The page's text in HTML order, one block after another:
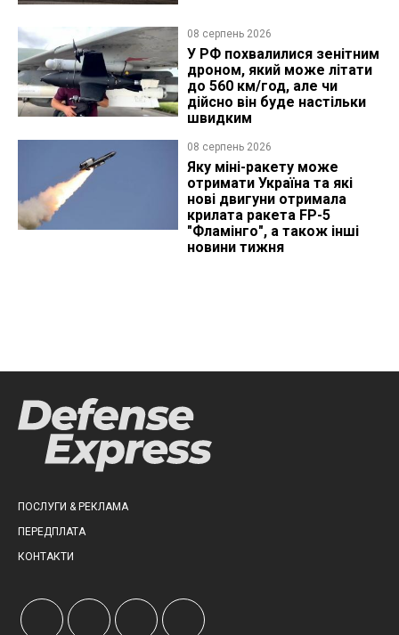
08 серпень 2026
У РФ похвалилися зенітним
дроном, який може літати
до 560 км/год, але чи
дійсно він буде настільки
швидким
08 серпень 2026
Яку міні-ракету може
отримати Україна та які
нові двигуни отримала
крилата ракета FP-5
"Фламінго", а також інші
новини тижня
ПОСЛУГИ & РЕКЛАМА
ПЕРЕДПЛАТА
КОНТАКТИ